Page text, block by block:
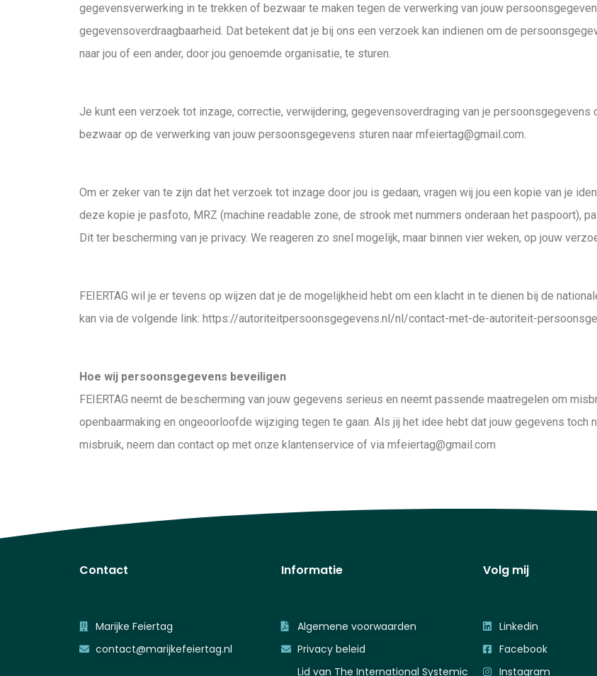
gegevensverwerking in te trekken of bezwaar te maken tegen de verwerking van jouw
gegevensoverdraagbaarheid. Dat betekent dat je bij ons een verzoek kan indienen om de
naar jou of een ander, door jou genoemde organisatie, te sturen.
Je kunt een verzoek tot inzage, correctie, verwijdering, gegevensoverdraging van je
bezwaar op de verwerking van jouw persoonsgegevens sturen naar mfeiertag@gmail.com.
Om er zeker van te zijn dat het verzoek tot inzage door jou is gedaan, vragen wij jou een kopie van je
deze kopie je pasfoto, MRZ (machine readable zone, de strook met nummers onderaan het paspoort),
Dit ter bescherming van je privacy. We reageren zo snel mogelijk, maar binnen vier weken, op jouw
FEIERTAG wil je er tevens op wijzen dat je de mogelijkheid hebt om een klacht in te dienen bij de
kan via de volgende link: https://autoriteitpersoonsgegevens.nl/nl/contact-met-de-autoriteit-
Hoe wij persoonsgegevens beveiligen
FEIERTAG neemt de bescherming van jouw gegevens serieus en neemt passende maatregelen om
openbaarmaking en ongeoorloofde wijziging tegen te gaan. Als jij het idee hebt dat jouw gegevens toch
misbruik, neem dan contact op met onze klantenservice of via mfeiertag@gmail.com
Contact
Marijke Feiertag
contact@marijkefeiertag.nl
Informatie
Algemene voorwaarden
Privacy beleid
Lid van The International Systemic
Volg mij
Linkedin
Facebook
Instagram